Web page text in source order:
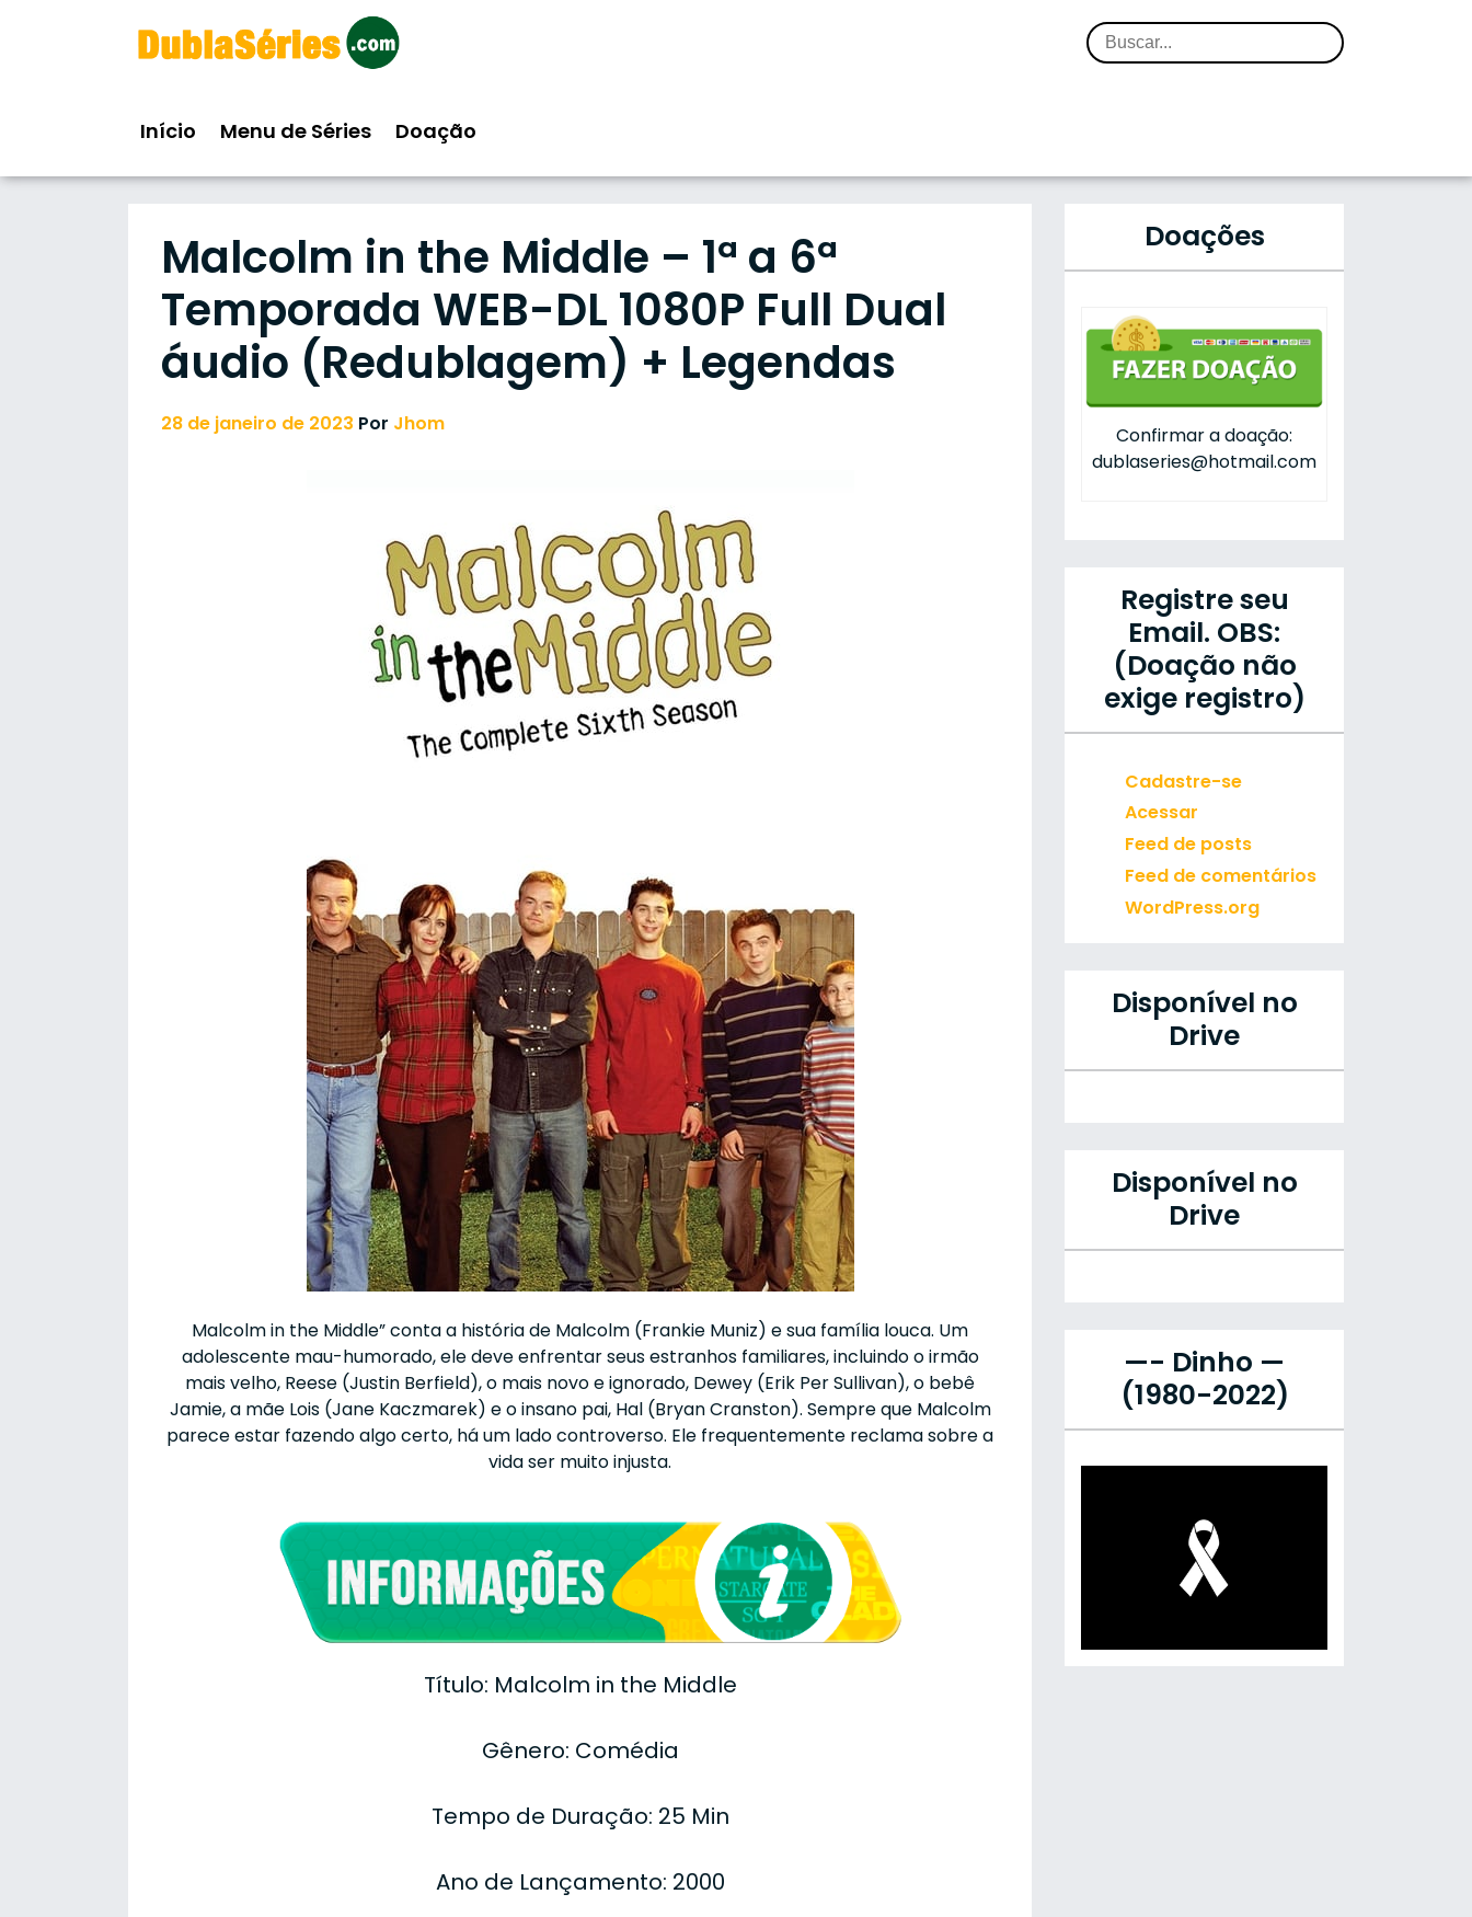
Início Menu de Séries Doação
Malcolm in the Middle – 1ª a 6ª
Temporada WEB-DL 1080P Full Dual
áudio (Redublagem) + Legendas
28 de janeiro de 2023 Por Jhom
Malcolm in the Middle” conta a história de Malcolm (Frankie Muniz) e sua família louca. Um
adolescente mau-humorado, ele deve enfrentar seus estranhos familiares, incluindo o irmão
mais velho, Reese (Justin Berfield), o mais novo e ignorado, Dewey (Erik Per Sullivan), o bebê
Jamie, a mãe Lois (Jane Kaczmarek) e o insano pai, Hal (Bryan Cranston). Sempre que Malcolm
parece estar fazendo algo certo, há um lado controverso. Ele frequentemente reclama sobre a
vida ser muito injusta.
Título: Malcolm in the Middle
Gênero: Comédia
Tempo de Duração: 25 Min
Ano de Lançamento: 2000
Doações
Confirmar a doação:
dublaseries@hotmail.com
Registre seu
Email. OBS:
(Doação não
exige registro)
Cadastre-se
Acessar
Feed de posts
Feed de comentários
WordPress.org
Disponível no
Drive
Disponível no
Drive
—- Dinho —
(1980-2022)